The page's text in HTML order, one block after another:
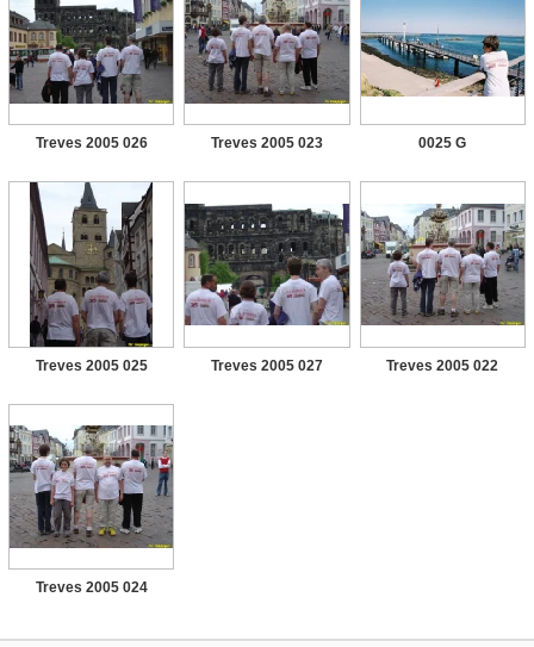
Treves 2005 026 Treves 2005 023 0025 G
Treves 2005 025 Treves 2005 027 Treves 2005 022
Treves 2005 024